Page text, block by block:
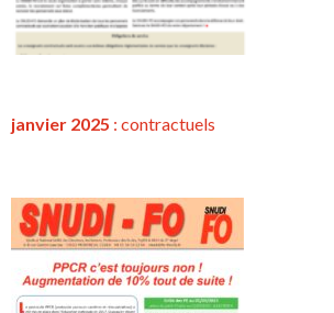
janvier 2025 : contractuels